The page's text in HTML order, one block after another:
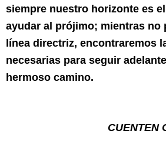
siempre nuestro horizonte es
ayudar al prójimo; mientras no
línea directriz, encontraremos
necesarias para seguir
hermoso camino.
CUENTEN